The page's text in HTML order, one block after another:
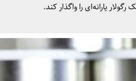
یارانه‌ای را واگذار کند.